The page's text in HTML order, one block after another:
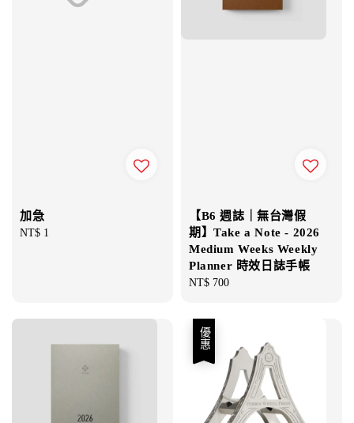
加急
Regular
NT$ 1
【B6 週誌｜無台灣假
期】Take a Note - 2026
Medium Weeks Weekly
Planner 時效日誌手帳
Regular
NT$ 700
優惠